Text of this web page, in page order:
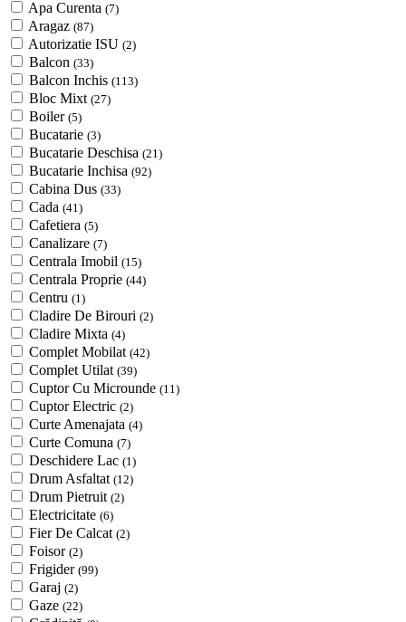
Apa Curenta (7)
Aragaz (87)
Autorizatie ISU (2)
Balcon (33)
Balcon Inchis (113)
Bloc Mixt (27)
Boiler (5)
Bucatarie (3)
Bucatarie Deschisa (21)
Bucatarie Inchisa (92)
Cabina Dus (33)
Cada (41)
Cafetiera (5)
Canalizare (7)
Centrala Imobil (15)
Centrala Proprie (44)
Centru (1)
Cladire De Birouri (2)
Cladire Mixta (4)
Complet Mobilat (42)
Complet Utilat (39)
Cuptor Cu Microunde (11)
Cuptor Electric (2)
Curte Amenajata (4)
Curte Comuna (7)
Deschidere Lac (1)
Drum Asfaltat (12)
Drum Pietruit (2)
Electricitate (6)
Fier De Calcat (2)
Foisor (2)
Frigider (99)
Garaj (2)
Gaze (22)